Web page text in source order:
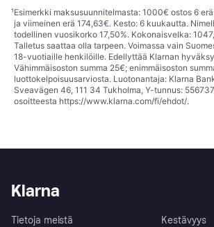
¹Esimerkki maksusuunnitelmasta: 1000€ ostos 6
ja viimeinen erä 174,63€. Kesto: 6 kuukautta.
todellinen vuosikorko 17,50%. Kokonaisvelka:
Talletus saattaa olla tarpeen. Voimassa vain
18-vuotiaille henkilöille. Edellyttää Klarnan
Vähimmäisoston summa 25€; enimmäisoston
luottokelpoisuusarviosta. Luotonantaja: Klarna
Sveavägen 46, 111 34 Tukholma, Y-tunnus:
osoitteesta https://www.klarna.com/fi/ehdot/.
Klarna
Tietoja meistä Kestävyys